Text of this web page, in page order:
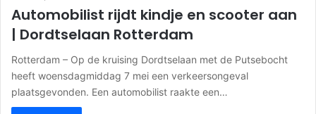
Automobilist rijdt kindje en scooter aan
| Dordtselaan Rotterdam
Rotterdam – Op de kruising Dordtselaan met de Putsebocht
heeft woensdagmiddag 7 mei een verkeersongeval
plaatsgevonden. Een automobilist raakte een…